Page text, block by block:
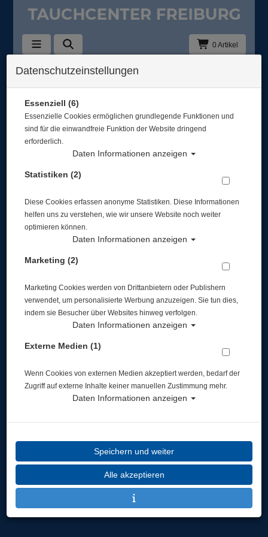
0 Artikel
Kids
In dieser Ansicht sind keine Produkte verfügbar
Gut abgesichert?
Informationen
Zahlungsmöglichkeiten
Widerruf
* inkl. MwSt.zzgl. Versandkosten
Datenschutzeinstellungen
Essenziell (6)
Essenzielle Cookies ermöglichen grundlegende Funktionen und
sind für die einwandfreie Funktion der Website dringend
erforderlich.
Daten Informationen anzeigen
Statistiken (2)
Diese Cookies erfassen anonyme Statistiken. Diese Informationen
helfen uns zu verstehen, wie wir unsere Website noch weiter
optimieren können.
Daten Informationen anzeigen
Marketing (2)
Marketing Cookies werden von Drittanbietern oder Publishern
verwendet, um personalisierte Werbung anzuzeigen. Sie tun dies,
indem sie Besucher über Websites hinweg verfolgen.
Daten Informationen anzeigen
Externe Medien (1)
Wenn Cookies von externen Medien akzeptiert werden, bedarf der
Zugriff auf externe Inhalte keiner manuellen Zustimmung mehr.
Daten Informationen anzeigen
Speichern und weiter
Alle akzeptieren